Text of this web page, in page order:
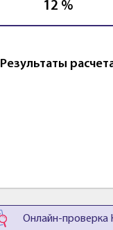
12 %
Результаты
Онлайн-проверка